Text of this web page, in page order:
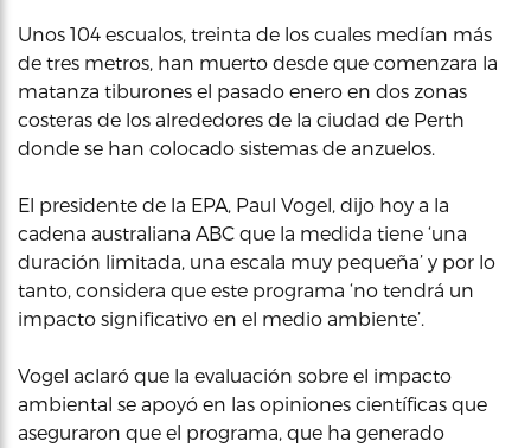
Unos 104 escualos, treinta de los cuales medían más
de tres metros, han muerto desde que comenzara la
matanza tiburones el pasado enero en dos zonas
costeras de los alrededores de la ciudad de Perth
donde se han colocado sistemas de anzuelos.
El presidente de la EPA, Paul Vogel, dijo hoy a la
cadena australiana ABC que la medida tiene ‘una
duración limitada, una escala muy pequeña’ y por lo
tanto, considera que este programa ‘no tendrá un
impacto significativo en el medio ambiente’.
Vogel aclaró que la evaluación sobre el impacto
ambiental se apoyó en las opiniones científicas que
aseguraron que el programa, que ha generado